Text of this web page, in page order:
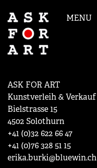
MENU
ASK FOR ART
Kunstverleih & Verkauf
Bielstrasse 15
4502 Solothurn
+41 (0)32 622 66 47
+41 (0)76 328 51 15
erika.burki@bluewin.ch